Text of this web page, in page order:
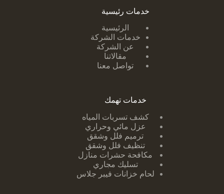
خدمات رئيسية
الرئيسية
خدمات الشركة
عن الشركة
مقالاتنا
تواصل معنا
خدمات تهمك
كشف تسربات ا لمياه
عزل مائي وحراري
ترميم فلل وشقق
تنظيف فلل وشقق
مكافحة حشرات منازل
تسليك مجاري
لحام خزانات فيبر جلاس